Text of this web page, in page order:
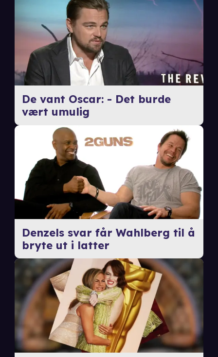
De vant Oscar: - Det burde
vært umulig
Denzels svar får Wahlberg til å
bryte ut i latter